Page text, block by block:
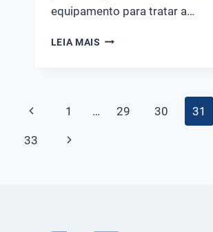
equipamento para tratar a…
LEIA MAIS VEJA
Navegação
da
Página
Anterior
1 … 29 30 31
33
Página